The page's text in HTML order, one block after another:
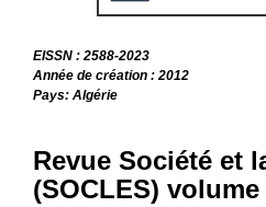
EISSN : 2588-2023
Année de création : 2012
Pays: Algérie
Revue Société et
(SOCLES) volume